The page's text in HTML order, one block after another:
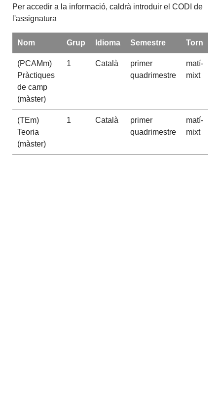
Per accedir a la informació, caldrà introduir el CODI de
l'assignatura
Nom Grup Idioma Semestre Torn
(PCAMm)
Pràctiques
de camp
(màster)
1 Català
primer
quadrimestre
matí-
mixt
(TEm)
Teoria
(màster)
1 Català
primer
quadrimestre
matí-
mixt